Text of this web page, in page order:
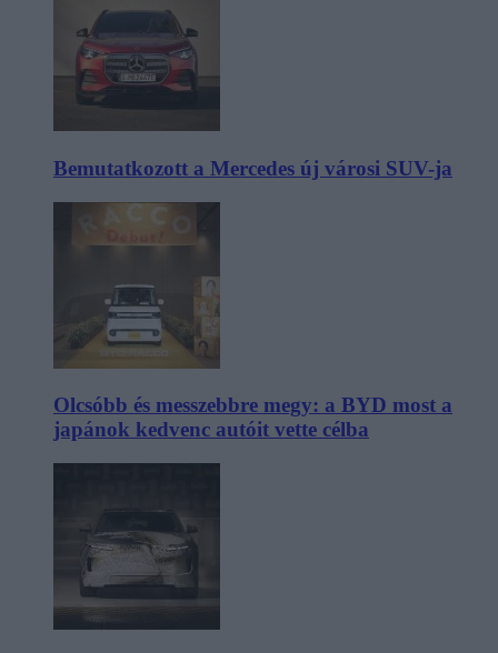
Bemutatkozott a Mercedes új városi SUV-ja
Olcsóbb és messzebbre megy: a BYD most a
japánok kedvenc autóit vette célba